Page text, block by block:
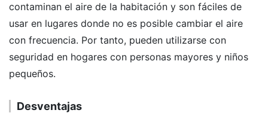
contaminan el aire de la habitación y son fáciles de
usar en lugares donde no es posible cambiar el aire
con frecuencia. Por tanto, pueden utilizarse con
seguridad en hogares con personas mayores y niños
pequeños.
Desventajas